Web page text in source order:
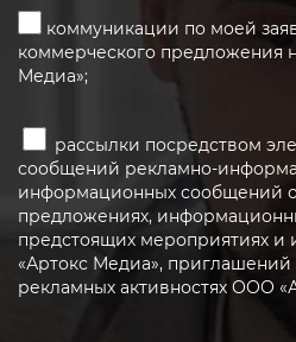
коммуникации по моей
коммерческого предложения
Медиа»;
рассылки посредством
сообщений рекламно-
информационных сообщений
предложениях,
предстоящих мероприятиях и
«Артокс Медиа», приглашений
рекламных активностях ООО